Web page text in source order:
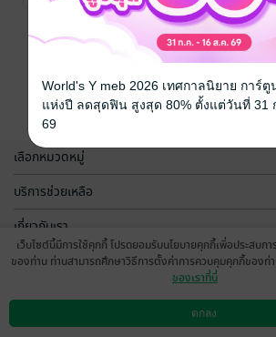
เลือกหมวดหมู่
บริการช่วยเหลือ
เกี่ยวกับเรา
กลุ่มธุรกิจในเครือ
ดาวน์โหลดแอป
เว็บไซต์นี้มีการใช้คุกกี้ โปรดยอมรับนโยบายคุกกี้เพื่อประสบก
ของท่าน ท่านสามารถศึกษาวิธีการตั้งค่าการควบคุมคุกกี้ของท่
ของเราที่นี่
ตกลง
World's Y meb 2026 เทศกาลนิยาย การ์
แห่งปี ลดสุดฟิน สูงสุด 80% ตั้งแต่วันที่ 31
69